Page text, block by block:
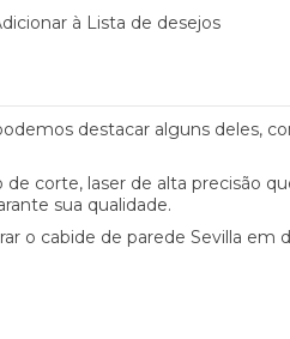
à Lista de desejos
destacar alguns deles,
corte, laser de alta precisão
sua qualidade.
o cabide de parede Sevilla em